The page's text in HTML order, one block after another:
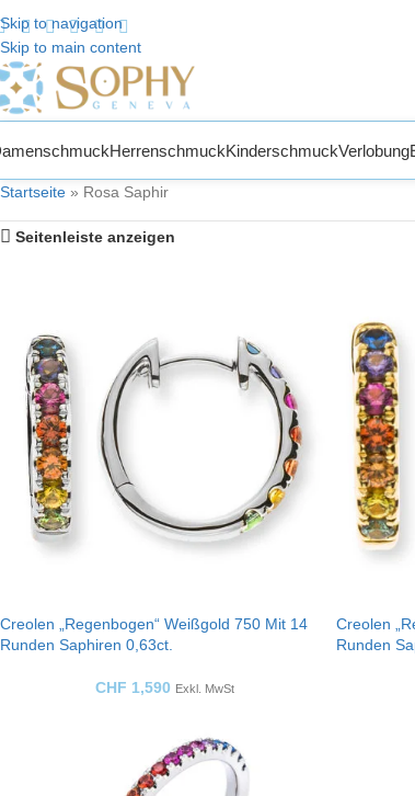
Skip to navigation
Skip to main content
bei Sophy Jewelry
HerrenschmuckKinderschmuckVerlobung
Startseite » Rosa Saphir
Seitenleiste anzeigen
Creolen „Regenbogen“ Weißgold 750 Mit 14
Runden Saphiren 0,63ct.
CHF 1,590 Exkl. MwSt
Creolen
Runden